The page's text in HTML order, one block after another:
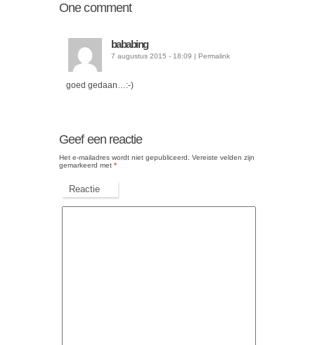
Onecomment
bababing
7 augustus 2015 - 18:09 | Permalink
goed gedaan…:-)
Geef een reactie
Het e-mailadres wordt niet gepubliceerd.
Vereiste velden zijn
gemarkeerd met *
Reactie